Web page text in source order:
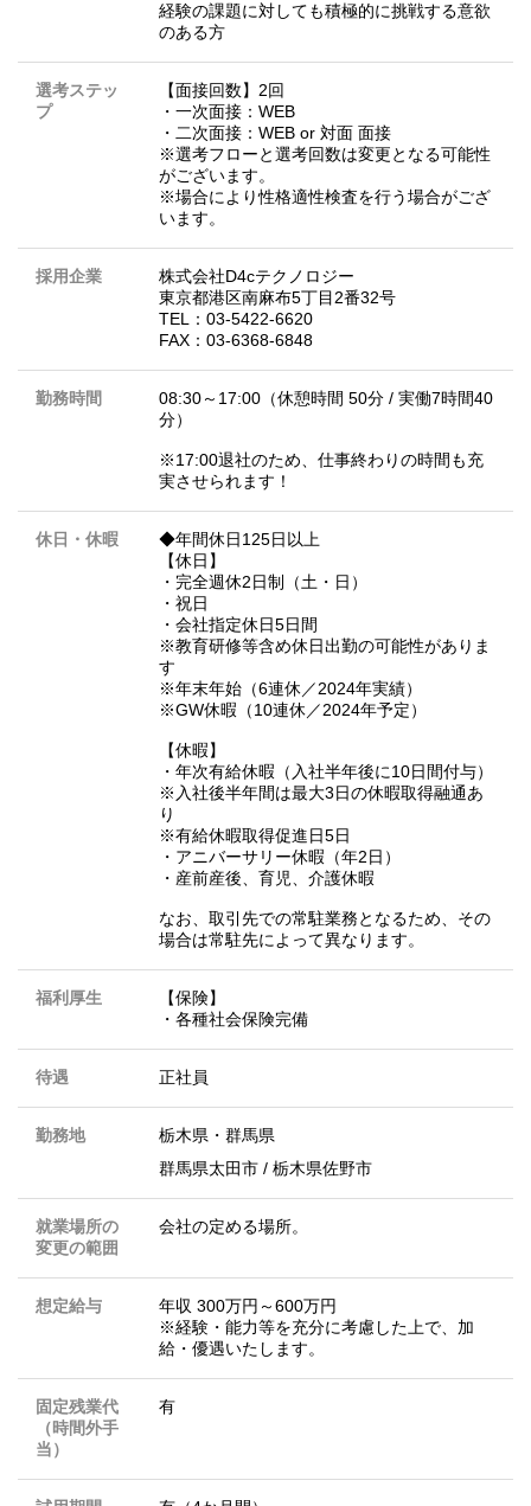
経験の課題に対しても積極的に挑戦する意欲
のある方
選考ステッ
プ
【面接回数】2回
・一次面接：WEB
・二次面接：WEB or 対面 面接
※選考フローと選考回数は変更となる可能性
がございます。
※場合により性格適性検査を行う場合がござ
います。
採用企業
株式会社D4cテクノロジー
東京都港区南麻布5丁目2番32号
TEL：03-5422-6620
FAX：03-6368-6848
勤務時間
08:30～17:00（休憩時間 50分 / 実働7時間40
分）
※17:00退社のため、仕事終わりの時間も充
実させられます！
休日・休暇
◆年間休日125日以上
【休日】
・完全週休2日制（土・日）
・祝日
・会社指定休日5日間
※教育研修等含め休日出勤の可能性がありま
す
※年末年始（6連休／2024年実績）
※GW休暇（10連休／2024年予定）
【休暇】
・年次有給休暇（入社半年後に10日間付与）
※入社後半年間は最大3日の休暇取得融通あ
り
※有給休暇取得促進日5日
・アニバーサリー休暇（年2日）
・産前産後、育児、介護休暇
なお、取引先での常駐業務となるため、その
場合は常駐先によって異なります。
福利厚生
【保険】
・各種社会保険完備
待遇 正社員
勤務地 栃木県 ・ 群馬県
群馬県太田市 / 栃木県佐野市
就業場所の
変更の範囲
会社の定める場所。
想定給与
年収 300万円～600万円
※経験・能力等を充分に考慮した上で、加
給・優遇いたします。
固定残業代
（時間外手
当）
有